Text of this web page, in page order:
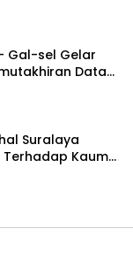
Gal-sel Gelar
Data
Suralaya
Kaum